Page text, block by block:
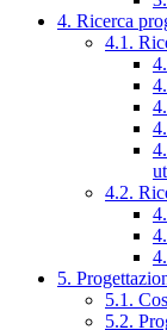
4. Ricerca
4.1.
4.2.
5.
5.1.
5.2.